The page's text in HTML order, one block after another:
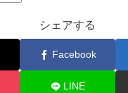
シェアする
Facebook
LINE